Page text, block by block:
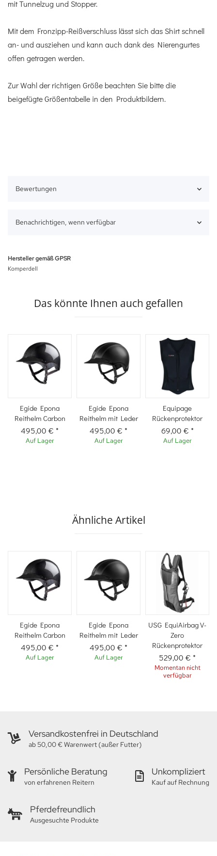
mit Tunnelzug und Stopper.
Mit dem Fronzipp-Reißverschluss lässt sich das Shirt schnell
an- und ausziehen und kann auch dank des Nierengurtes
offen getragen werden.
Zur Wahl der richtigen Größe beachten Sie bitte die
beigefügte Größentabelle in den Produktbildern.
Bewertungen
Benachrichtigen, wenn verfügbar
Hersteller gemäß GPSR
Komperdell
Das könnte Ihnen auch gefallen
Egide Epona
Reithelm Carbon
495,00 € *
Auf Lager
Egide Epona
Reithelm mit Leder
495,00 € *
Auf Lager
Equipage
Rückenprotektor
69,00 € *
Auf Lager
Ähnliche Artikel
Egide Epona
Reithelm Carbon
495,00 € *
Auf Lager
Egide Epona
Reithelm mit Leder
495,00 € *
Auf Lager
USG EquiAirbag V-
Zero
Rückenprotektor
529,00 € *
Momentan nicht
verfügbar
Versandkostenfrei in Deutschland
ab 50,00 € Warenwert (außer Futter)
Persönliche Beratung
von erfahrenen Reitern
Unkompliziert
Kauf auf Rechnung
Pferdefreundlich
Ausgesuchte Produkte